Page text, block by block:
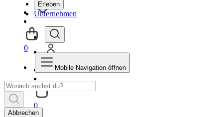
Erleben
Unternehmen
0
0
Mobile Navigation öffnen
Abbrechen